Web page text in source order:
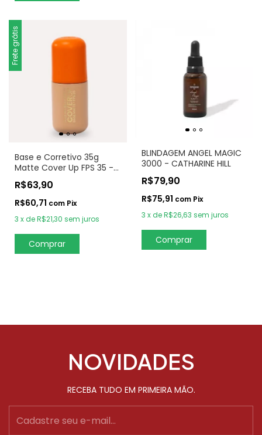
Frete grátis
Base e Corretivo 35g
Matte Cover Up FPS 35 -
Mari Maria Makeup
R$63,90
R$60,71 com Pix
3 xdeR$21,30 sem juros
Comprar
BLINDAGEM ANGEL MAGIC
3000 - CATHARINE HILL
R$79,90
R$75,91 com Pix
3 xdeR$26,63 sem juros
NOVIDADES
RECEBA TUDO EM PRIMEIRA MÃO.